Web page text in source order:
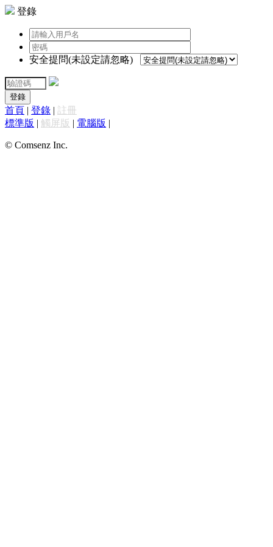
登錄
安全提問(未設定請忽略)
登錄
首頁 | 登錄 | 註冊
標準版 | 觸屏版 | 電腦版 |
© Comsenz Inc.